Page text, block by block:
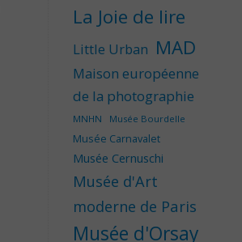
La Joie de lire
Little Urban MAD
Maison européenne
de la photographie
MNHN Musée Bourdelle
Musée Carnavalet
Musée Cernuschi
Musée d'Art
moderne de Paris
Musée d'Orsay